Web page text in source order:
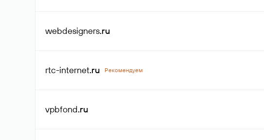
webdesigners.ru
rtc-internet.ru Рекомендуем
vpbfond.ru